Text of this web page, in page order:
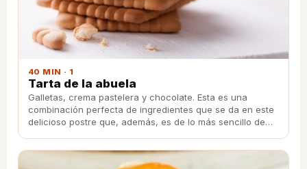
40 MIN · 1
Tarta de la abuela
Galletas, crema pastelera y chocolate. Esta es una
combinación perfecta de ingredientes que se da en este
delicioso postre que, además, es de lo más sencillo de